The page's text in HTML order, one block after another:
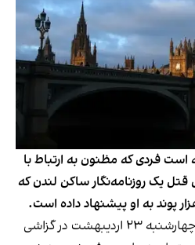
است فردی که مظنون به ارتباط با
قتل یک روزنامه‌نگار ساکن لندن که
روزنامه «جوییش کرونیکل» چهارشنبه ۲۳ اردیبهشت در گزاشی